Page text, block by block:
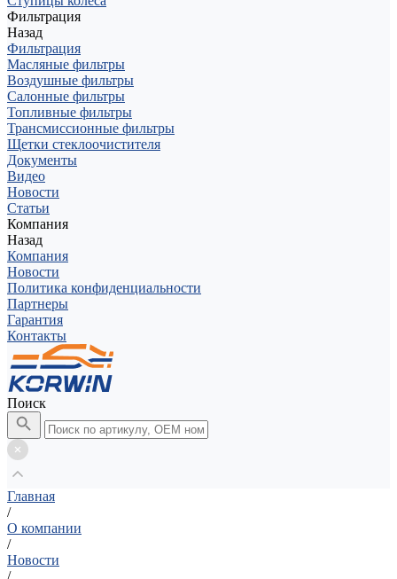
Фильтрация
Назад
Фильтрация
Масляные фильтры
Воздушные фильтры
Салонные фильтры
Топливные фильтры
Трансмиссионные фильтры
Щетки стеклоочистителя
Документы
Видео
Новости
Статьи
Компания
Назад
Компания
Новости
Политика конфиденциальности
Партнеры
Гарантия
Контакты
Поиск
Главная
/
О компании
/
Новости
/